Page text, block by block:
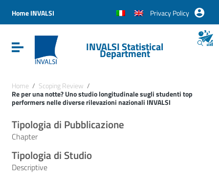
Vai al menu di navigazione
Vai al footer
Home INVALSI Privacy Policy
Attiva / disattiva la navigazioneINVALSI Statistical
Department
Home / Scoping Review /
Re per una notte? Uno studio longitudinale sugli studenti top
performers nelle diverse rilevazioni nazionali INVALSI
Tipologia di Pubblicazione
Chapter
Tipologia di Studio
Descriptive